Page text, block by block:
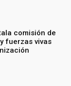
comisión de
fuerzas vivas